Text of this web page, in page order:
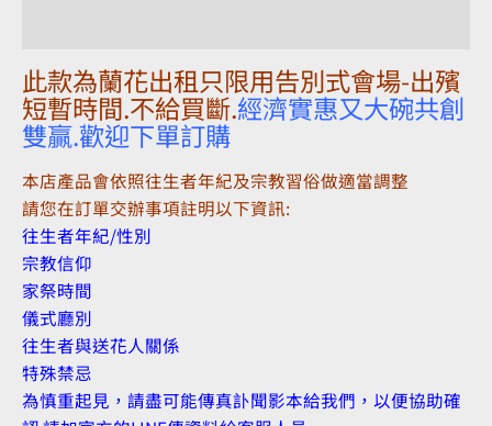
此款為蘭花出租只限用告別式會場-出殯
短暫時間.不給買斷.經濟實惠又大碗共創
雙贏.歡迎下單訂購
本店產品會依照往生者年紀及宗教習俗做適當調整
請您在訂單交辦事項註明以下資訊:
往生者年紀/性別
宗教信仰
家祭時間
儀式廳別
往生者與送花人關係
特殊禁忌
為慎重起見，請盡可能傳真訃聞影本給我們，以便協助確